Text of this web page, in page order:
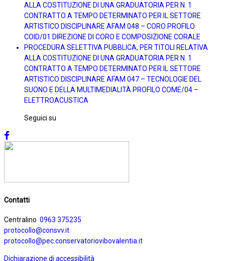
ALLA COSTITUZIONE DI UNA GRADUATORIA PER N. 1
CONTRATTO A TEMPO DETERMINATO PER IL SETTORE
ARTISTICO DISCIPLINARE AFAM 048 – CORO PROFILO
COID/01 DIREZIONE DI CORO E COMPOSIZIONE CORALE
PROCEDURA SELETTIVA PUBBLICA, PER TITOLI RELATIVA
ALLA COSTITUZIONE DI UNA GRADUATORIA PER N. 1
CONTRATTO A TEMPO DETERMINATO PER IL SETTORE
ARTISTICO DISCIPLINARE AFAM 047 – TECNOLOGIE DEL
SUONO E DELLA MULTIMEDIALITÀ PROFILO COME/04 –
ELETTROACUSTICA
Seguici su
Contatti
Centralino 0963 375235
protocollo@consvv.it
protocollo@pec.conservatoriovibovalentia.it
Dichiarazione di accessibilità